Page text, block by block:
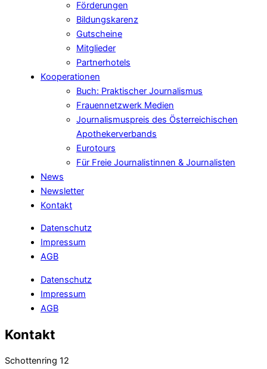
Förderungen
Bildungskarenz
Gutscheine
Mitglieder
Partnerhotels
Kooperationen
Buch: Praktischer Journalismus
Frauennetzwerk Medien
Journalismuspreis des Österreichischen
Apothekerverbands
Eurotours
Für Freie Journalistinnen & Journalisten
News
Newsletter
Kontakt
Datenschutz
Impressum
AGB
Datenschutz
Impressum
AGB
Kontakt
Schottenring 12